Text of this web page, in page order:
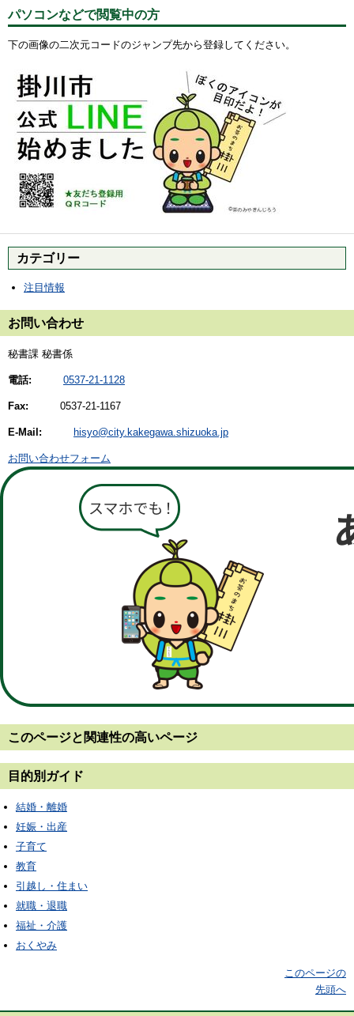
パソコンなどで閲覧中の方
下の画像の二次元コードのジャンプ先から登録してください。
カテゴリー
注目情報
お問い合わせ
秘書課 秘書係
電話: 0537-21-1128
Fax: 0537-21-1167
E-Mail: hisyo@city.kakegawa.shizuoka.jp
お問い合わせフォーム
このページと 関連性の高いページ
目的別ガイド
結婚・離婚
妊娠・出産
子育て
教育
引越し・住まい
就職・退職
福祉・介護
おくやみ
このページの
先頭へ